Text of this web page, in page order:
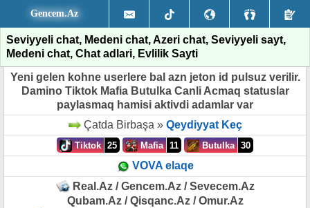
Gencem.Az
Seviyyeli chat, Medeni chat, Azeri chat, Seviyyeli sayt,
Medeni chat, Chat adlari, Evlilik Sayti
Yeni gelen kohne userlere bal azn jeton id pulsuz verilir.
Damino Tiktok Mafia Butulka Canli Acmaq statuslar
paylasmaq hamisi aktivdi adamlar var
Çatda Birbaşa » Qeydiyyat Keç
Tiktok 25 Mafia 11 Butulka 30
VOVA elaqe
Real.Az / Gencem.Az / Sevecem.Az
Qubam.Az / Qisqanc.Az / Omur.Az